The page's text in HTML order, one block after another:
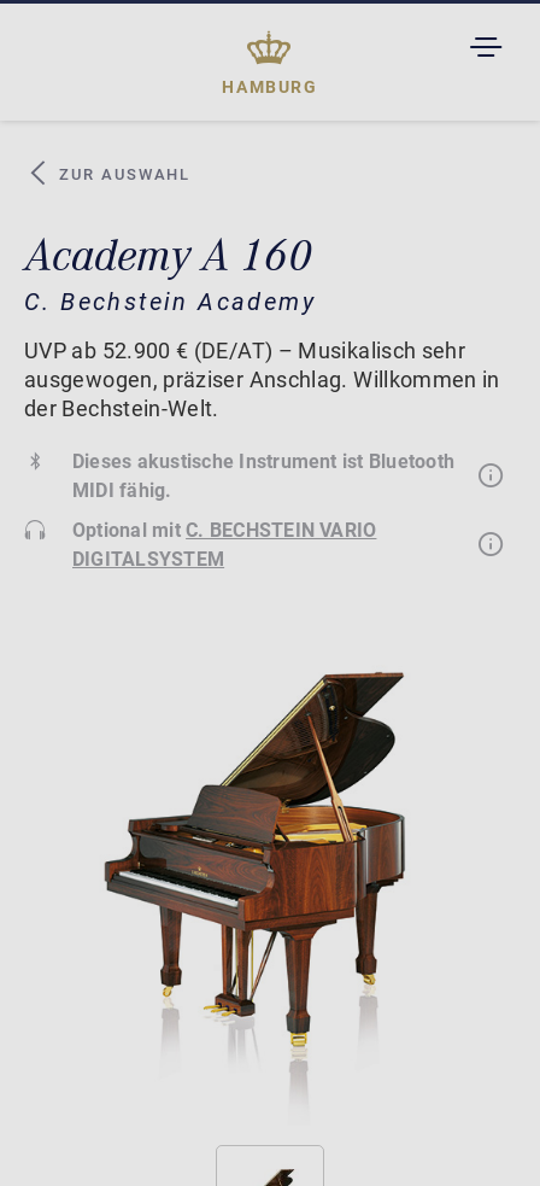
HAMBURG
ZUR AUSWAHL
Academy A 160
C. Bechstein Academy
UVP ab 52.900 € (DE/AT) – Musikalisch sehr
ausgewogen, präziser Anschlag. Willkommen in
der Bechstein-Welt.
Dieses akustische Instrument ist Bluetooth
MIDI fähig.
Optional mitC. BECHSTEIN VARIO
DIGITALSYSTEM